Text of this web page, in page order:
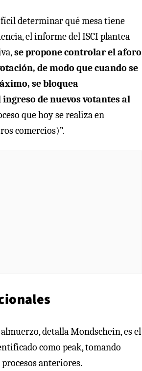
determinar qué mesa tiene
el informe del ISCI plantea
se propone controlar el aforo
de modo que cuando se
se bloquea
de nuevos votantes al
que hoy se realiza en
comercios)”.
detalla Mondschein, es el
como peak, tomando
anteriores.